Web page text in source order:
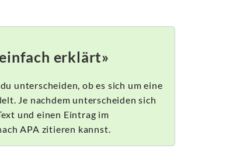
erklärt»
unterscheiden, ob es sich um eine
Je nachdem unterscheiden sich
und einen Eintrag im
APA zitieren kannst.